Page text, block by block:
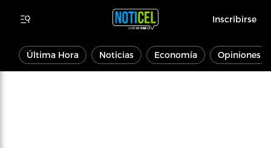
Inscribirse
Última Hora Noticias Economía Opiniones